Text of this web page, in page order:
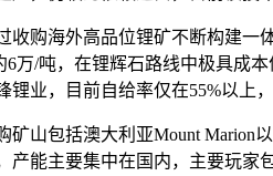
收购海外高品位锂矿不断构建
万/吨，在锂辉石路线中极具成
业，目前自给率仅在55%以上
矿山包括澳大利亚Mount Marion
产能主要集中在国内，主要玩